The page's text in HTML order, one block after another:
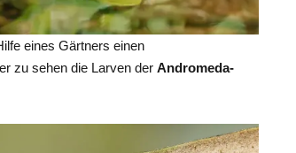
eines Gärtners einen
zu sehen die Larven der Andromeda-